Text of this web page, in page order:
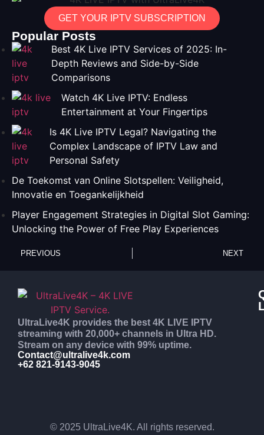
GET YOUR IPTV SUBSCRIPTION
Popular Posts
Best 4K Live IPTV Services of 2025: In-
Depth Reviews and Side-by-Side
Comparisons
Watch 4K Live IPTV: Endless
Entertainment at Your Fingertips
Is 4K Live IPTV Legal? Navigating the
Complex Landscape of IPTV Law and
Personal Safety
De Toekomst van Online Slotspellen: Veiligheid,
Innovatie en Toegankelijkheid
Player Engagement Strategies in Digital Slot Gaming:
Unlocking the Power of Free Play Experiences
PREVIOUS NEXT
UltraLive4K provides the best 4K LIVE IPTV
streaming with 20,000+ channels in Ultra HD.
Stream on any device with 99% uptime.
Contact@ultralive4k.com
+62 821-9143-9045
© 2025 UltraLive4K. All rights reserved.